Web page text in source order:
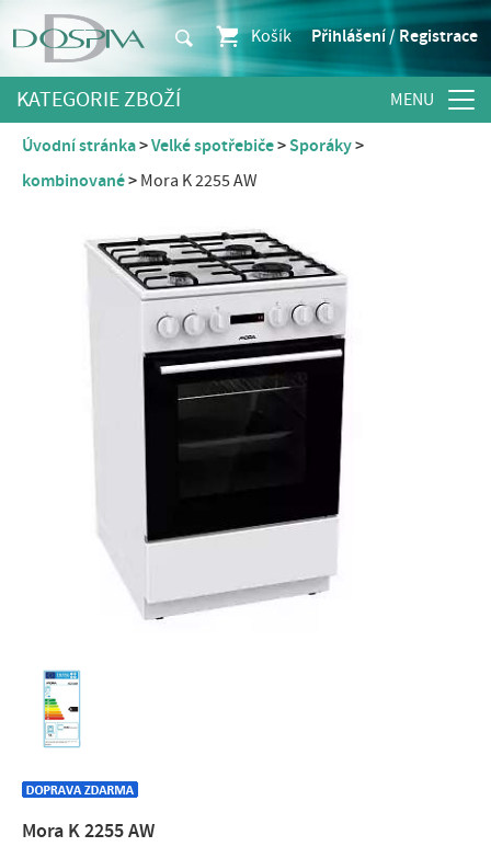
Košík Přihlášení / Registrace
KATEGORIE ZBOŽÍ
Úvodní stránka Velké spotřebiče
Sporáky
kombinované
Mora K 2255 AW
Mora K 2255 AW